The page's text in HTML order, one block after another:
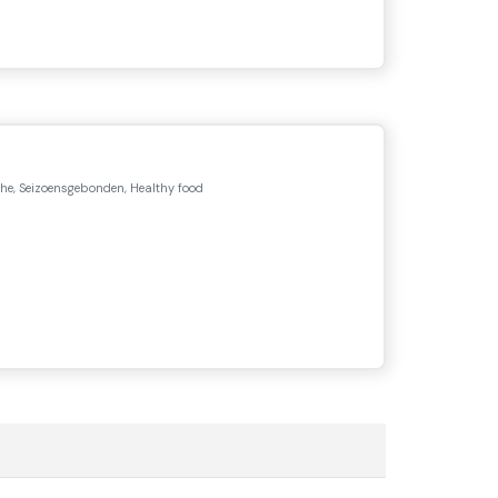
Seizoensgebonden, Healthy food